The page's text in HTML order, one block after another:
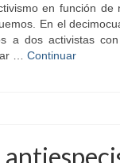
en función de
En el
a dos activistas
… Continuar